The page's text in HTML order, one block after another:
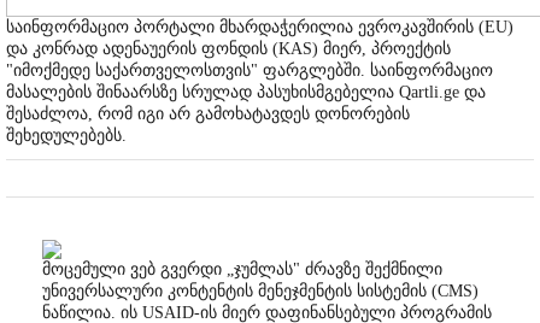
საინფორმაციო პორტალი მხარდაჭერილია ევროკავშირის (EU)
და კონრად ადენაუერის ფონდის (KAS) მიერ, პროექტის
"იმოქმედე საქართველოსთვის" ფარგლებში. საინფორმაციო
მასალების შინაარსზე სრულად პასუხისმგებელია Qartli.ge და
შესაძლოა, რომ იგი არ გამოხატავდეს დონორების
შეხედულებებს.
მოცემული ვებ გვერდი „ჯუმლას" ძრავზე შექმნილი
უნივერსალური კონტენტის მენეჯმენტის სისტემის (CMS)
ნაწილია. ის USAID-ის მიერ დაფინანსებული პროგრამის